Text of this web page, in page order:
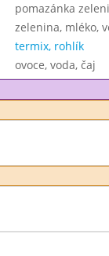
pomazánka
zelenina, mléko,
termix, rohlík
ovoce, voda, čaj